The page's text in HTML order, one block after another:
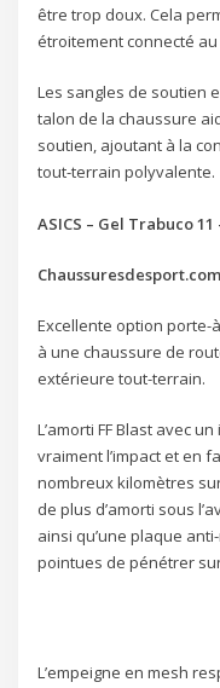
être trop doux. Cela
étroitement connecté
Les sangles de soutien
talon de la chaussure
soutien, ajoutant à la
tout-terrain polyvalente.
ASICS – Gel Trabuco 11
Chaussuresdesport.com
Excellente option porte-
à une chaussure de
extérieure tout-terrain.
L’amorti FF Blast avec
vraiment l’impact et en
nombreux kilomètres
de plus d’amorti sous
ainsi qu’une plaque
pointues de pénétrer
L’empeigne en mesh